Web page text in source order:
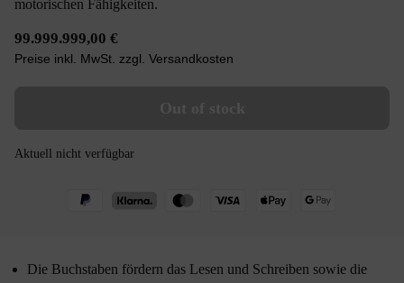
motorischen Fähigkeiten.
99.999.999,00 €
Preise inkl. MwSt. zzgl. Versandkosten
Aktuell nicht verfügbar
Die Buchstaben fördern das Lesen und Schreiben sowie die